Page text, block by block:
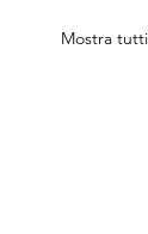
Mostra tutti